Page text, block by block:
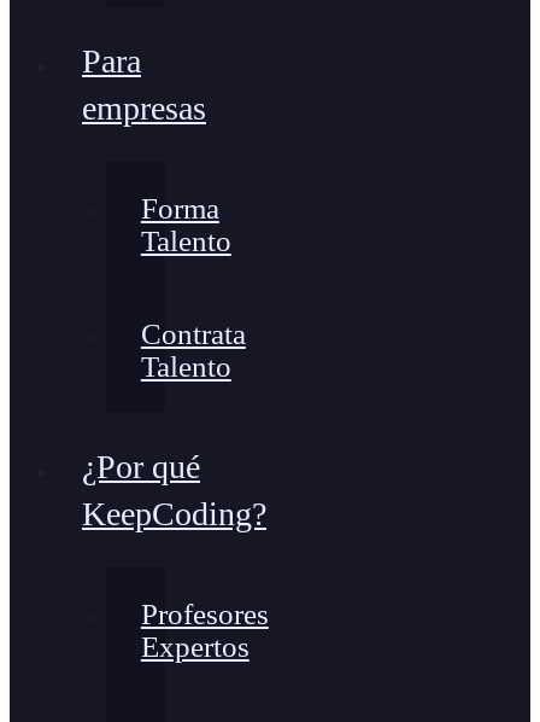
Para
empresas
Forma
Talento
Contrata
Talento
¿Por qué
KeepCoding?
Profesores
Expertos